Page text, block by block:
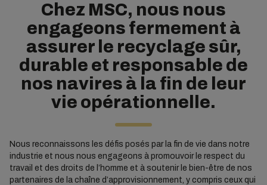
Chez MSC, nous nous
engageons fermement à
assurer le recyclage sûr,
durable et responsable de
nos navires à la fin de leur
vie opérationnelle.
Nous reconnaissons les défis posés par la fin de vie dans notre
industrie et nous nous engageons à promouvoir le respect du
travail et des droits de l’homme et à soutenir le bien-être de nos
partenaires de la chaîne d’approvisionnement, y compris ceux qui